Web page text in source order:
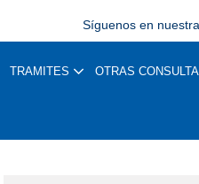
Síguenos en
TRAMITES OTRAS